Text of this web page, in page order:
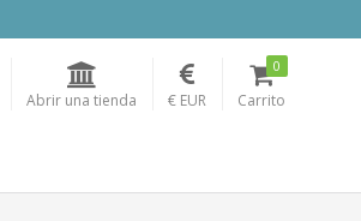
Abrir una tienda € EUR Carrito
0